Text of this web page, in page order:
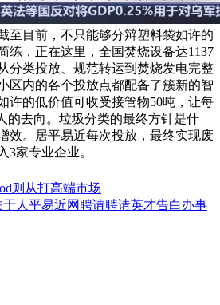
至目前，不只能够分辩塑料袋如许的
练，正在这里，全国焚烧设备达1137
分类投放、规范转运到焚烧发电完整
区内的各个投放点都配备了簇新的智
许的低价值可收受接管物50吨，让每
的去向。垃圾分类的最终方针是什
效。居平易近每次投放，最终实现废
3家专业企业。
则从打高端市场
于人平易近网聘请聘请英才告白办事